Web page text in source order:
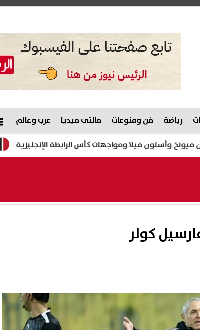
رياضة فن ومنوعات مالتى ميديا عرب وعالم
الزراعة: انتاج أكثر
كولر